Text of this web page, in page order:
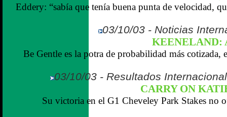
Eddery: “sabía que tenía buena punta de velocidad,
03/10/03 - Noticias
KEENELAND:
Be Gentle es la potra de probabilidad más cotizada,
03/10/03 - Resultados
CARRY ON
Su victoria en el G1 Cheveley Park Stakes no